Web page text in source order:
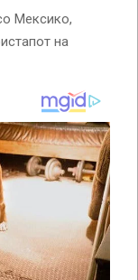
Мексико,
на